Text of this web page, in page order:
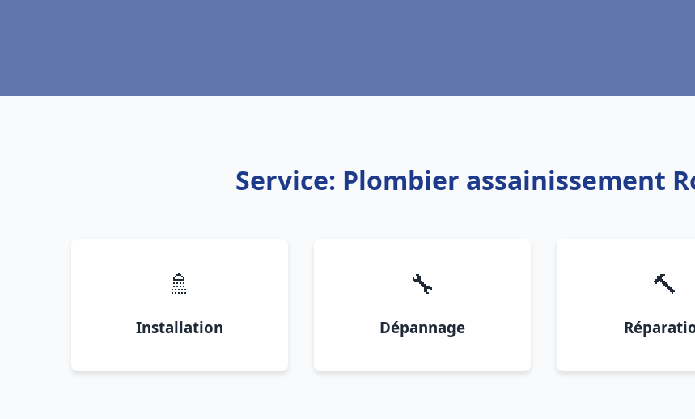
Service: Plombier assainissement
🚿
Installation
🔧
Dépannage
🔨